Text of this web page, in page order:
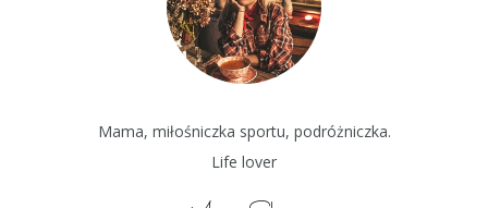
Mama, miłośniczka sportu, podróżniczka.
Life lover